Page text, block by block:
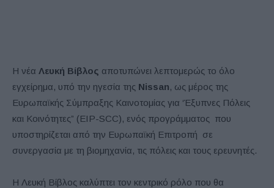
Η νέα Λευκή Βίβλος αποτυπώνει λεπτομερώς το όλο
εγχείρημα, υπό την ηγεσία της Nissan, ως μέρος της
Ευρωπαϊκής Σύμπραξης Καινοτομίας για ‘Έξυπνες Πόλεις
και Κοινότητες” (EIP-SCC), ενός προγράμματος που
υποστηρίζεται από την Ευρωπαϊκή Επιτροπή σε
συνεργασία με τη βιομηχανία, τις πόλεις και τους ερευνητές.
Η Λευκή Βίβλος καλύπτει τον κεντρικό ρόλο που θα